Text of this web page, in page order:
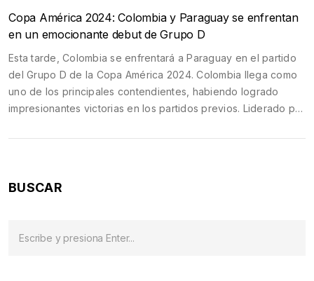
Copa América 2024: Colombia y Paraguay se enfrentan
en un emocionante debut de Grupo D
Esta tarde, Colombia se enfrentará a Paraguay en el partido
del Grupo D de la Copa América 2024. Colombia llega como
uno de los principales contendientes, habiendo logrado
impresionantes victorias en los partidos previos. Liderado por
fuerza. Paraguay, aunque no en su mejor momento, cuenta
BUSCAR